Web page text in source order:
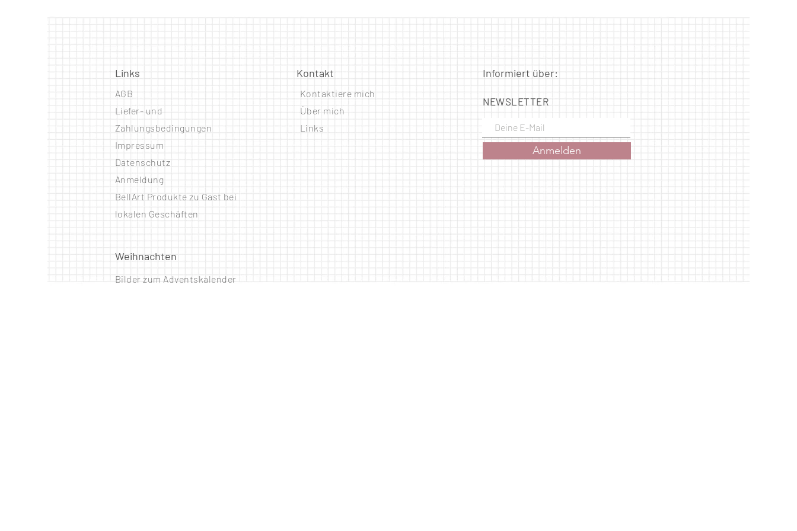
Links
AGB
Liefer- und
Zahlungsbedingungen
Impressum
Datenschutz
Anmeldung
BellArt Produkte zu Gast bei
lokalen Geschäften
Kontakt
Kontaktiere mich
Über mich
Links
Informiert über:
NEWSLETTER
Anmelden
Weihnachten
Bilder zum Adventskalender